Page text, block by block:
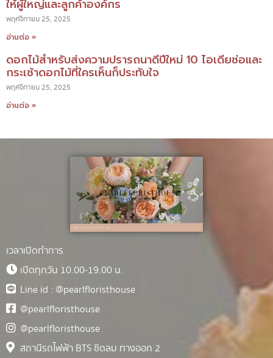
ให้ผู้ใหญ่และลูกค้าองค์กร
พฤศจิกายน 25, 2025
อ่านต่อ »
ดอกไม้สำหรับส่งความปรารถนาดีปีใหม่ 10 ไอเดียช่อและ
กระเช้าดอกไม้ที่ใครเห็นก็ประทับใจ
พฤศจิกายน 25, 2025
อ่านต่อ »
เวลาเปิดทำการ
เปิดทุกวัน 10.00-19.00 น.
Line id : @pearlfloristhouse
@pearlfloristhouse
@pearlfloristhouse
สถานีรถไฟฟ้า BTS ชิดลม ทางออก 2